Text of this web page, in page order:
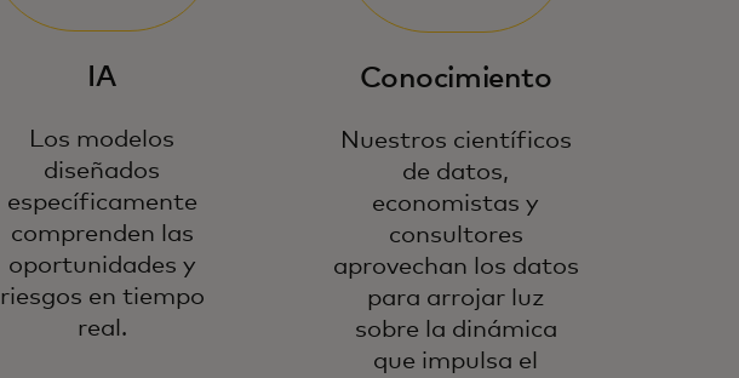
IA
Los modelos
diseñados
específicamente
comprenden las
oportunidades y
riesgos en tiempo
real.
Conocimiento
Nuestros científicos
de datos,
economistas y
consultores
aprovechan los datos
para arrojar luz
sobre la dinámica
que impulsa el